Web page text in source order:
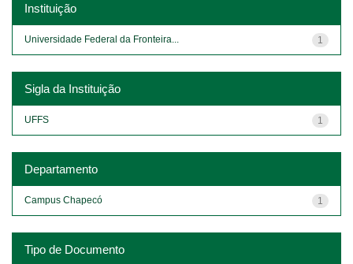
Instituição
1
Universidade Federal da Fronteira...
Sigla da Instituição
1
UFFS
Departamento
1
Campus Chapecó
Tipo de Documento